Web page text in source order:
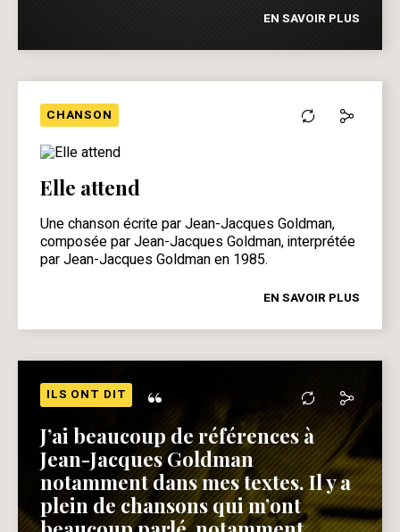
EN SAVOIR PLUS
CHANSON
Elle attend
Une chanson écrite par Jean-Jacques Goldman,
composée par Jean-Jacques Goldman, interprétée
par Jean-Jacques Goldman en 1985.
EN SAVOIR PLUS
ILS ONT DIT “
J’ai beaucoup de références à
Jean-Jacques Goldman
notamment dans mes textes. Il y a
plein de chansons qui m’ont